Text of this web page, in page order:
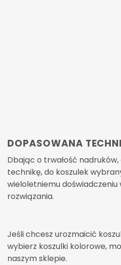
DOPASOWANA
Dbając o trwałość
technikę, do koszulek
wieloletniemu
rozwiązania.
Jeśli chcesz urozmaicić
wybierz koszulki kolorowe,
naszym sklepie.